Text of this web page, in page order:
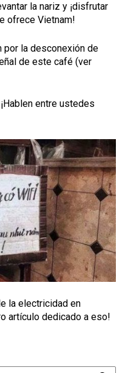
la nariz y ¡disfrutar
ofrece Vietnam!
por la desconexión de
de este café (ver
entre ustedes
la electricidad en
artículo dedicado a eso!